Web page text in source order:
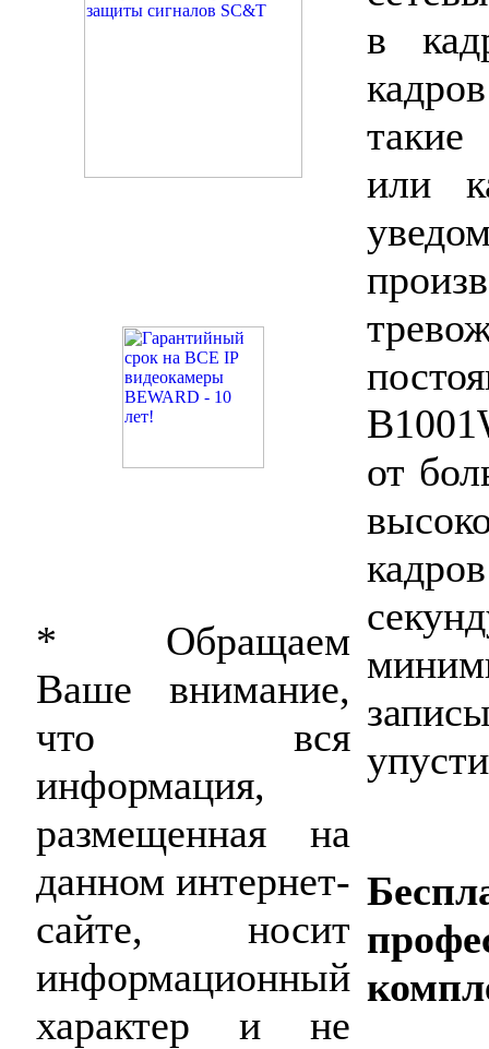
* Обращаем
Ваше внимание,
что вся
информация,
размещенная на
данном интернет-
сайте, носит
информационный
характер и не
в
или
от